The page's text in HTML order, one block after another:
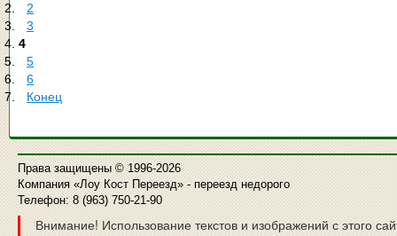
2
3
4
5
6
Конец
Права защищены © 1996-2026
Компания «Лоу Кост Переезд» - переезд недорого
Телефон: 8 (963) 750-21-90
Внимание! Использование текстов и изображений с этого